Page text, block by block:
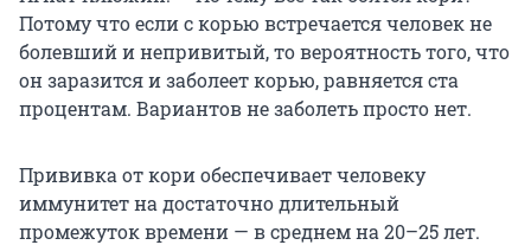
Потому что если с корью встречается человек не
болевший и непривитый, то вероятность того, что
он заразится и заболеет корью, равняется ста
процентам. Вариантов не заболеть просто нет.
Прививка от кори обеспечивает человеку
иммунитет на достаточно длительный
промежуток времени — в среднем на 20–25 лет.